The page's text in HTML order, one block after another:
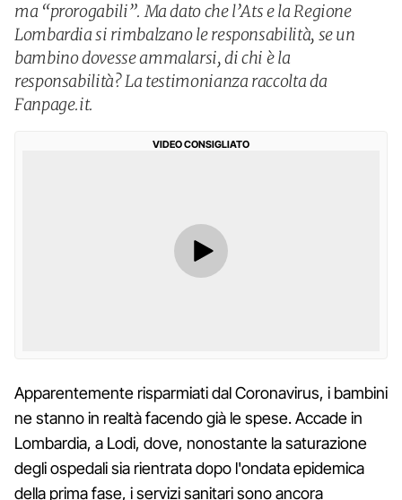
ma “prorogabili”. Ma dato che l’Ats e la Regione
Lombardia si rimbalzano le responsabilità, se un
bambino dovesse ammalarsi, di chi è la
responsabilità? La testimonianza raccolta da
Fanpage.it.
VIDEO CONSIGLIATO
Apparentemente risparmiati dal Coronavirus, i bambini
ne stanno in realtà facendo già le spese. Accade in
Lombardia, a Lodi, dove, nonostante la saturazione
degli ospedali sia rientrata dopo l'ondata epidemica
della prima fase, i servizi sanitari sono ancora